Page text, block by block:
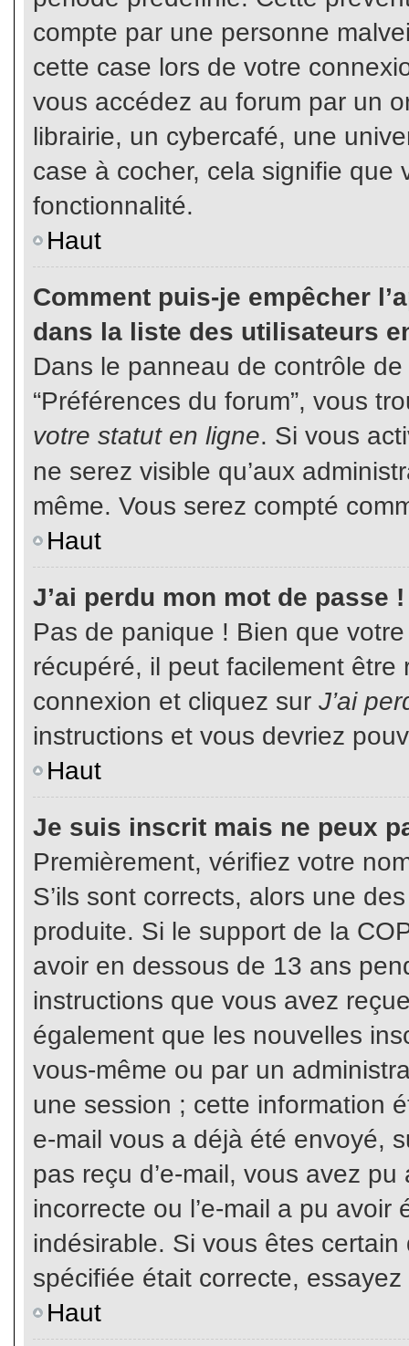
compte par une personne
cette case lors de votre
vous accédez au forum par un
librairie, un cybercafé, une
case à cocher, cela signifie que
fonctionnalité.
Haut
Comment puis-je empêcher
dans la liste des utilisateurs
Dans le panneau de contrôle
“Préférences du forum”, vous
votre statut en ligne. Si vous
ne serez visible qu’aux
même. Vous serez compté
Haut
J’ai perdu mon mot de passe !
Pas de panique ! Bien que
récupéré, il peut facilement
connexion et cliquez sur J’ai
instructions et vous devriez
Haut
Je suis inscrit mais ne peux
Premièrement, vérifiez votre
S’ils sont corrects, alors une
produite. Si le support de la
avoir en dessous de 13 ans
instructions que vous avez
également que les nouvelles
vous-même ou par un
une session ; cette information
e-mail vous a déjà été envoyé,
pas reçu d’e-mail, vous avez
incorrecte ou l’e-mail a pu
indésirable. Si vous êtes
spécifiée était correcte,
Haut